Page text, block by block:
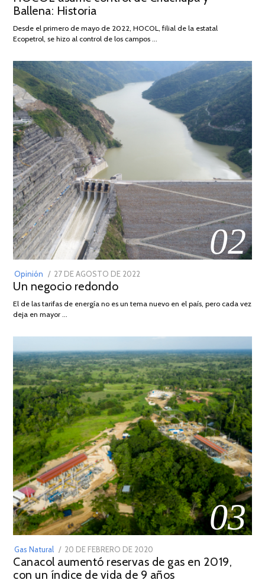
2026
Ballena: Historia
Desde el primero de mayo de 2022, HOCOL, filial de la estatal
Ecopetrol, se hizo al control de los campos …
02
Opinión
POSTED
ON
27 DE AGOSTO DE 2022
DE
Un negocio redondo
El de las tarifas de energía no es un tema nuevo en el país, pero cada vez
deja en mayor …
03
Gas Natural
POSTED
ON
20 DE FEBRERO DE 2020
DE
JULIO
Canacol aumentó reservas de gas en 2019,
con un índice de vida de 9 años